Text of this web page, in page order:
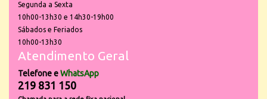
Segunda a Sexta
10h00-13h30 e 14h30-19h00
Sábados e Feriados
10h00-13h30
Atendimento Geral
Telefone eWhatsApp
219 831 150